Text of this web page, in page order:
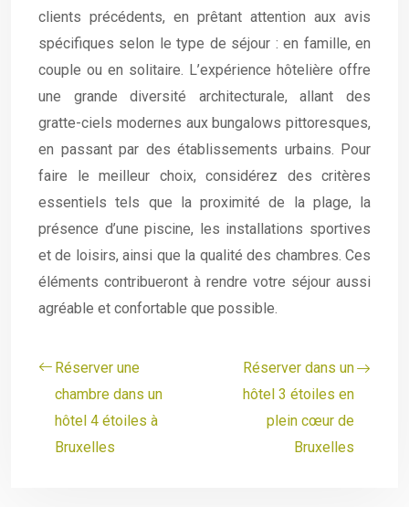
clients précédents, en prêtant attention aux avis
spécifiques selon le type de séjour : en famille, en
couple ou en solitaire. L’expérience hôtelière offre
une grande diversité architecturale, allant des
gratte-ciels modernes aux bungalows pittoresques,
en passant par des établissements urbains. Pour
faire le meilleur choix, considérez des critères
essentiels tels que la proximité de la plage, la
présence d’une piscine, les installations sportives
et de loisirs, ainsi que la qualité des chambres. Ces
éléments contribueront à rendre votre séjour aussi
agréable et confortable que possible.
Réserver une
chambre dans un
hôtel 4 étoiles à
Bruxelles
Réserver dans un
hôtel 3 étoiles en
plein cœur de
Bruxelles